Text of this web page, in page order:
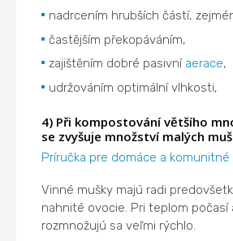
nadrcením hrubších částí,
častějším překopáváním,
zajištěním dobré pasivní aerace,
udržováním optimální vlhkosti,
4) Při kompostování většího
se zvyšuje množství malých
Príručka pre domáce a
Vinné mušky majú radi
nahnité ovocie. Pri teplom
rozmnožujú sa veľmi rýchlo.